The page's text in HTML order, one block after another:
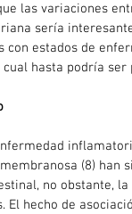
las variaciones
sería
con estados de
hasta podría
(8) han
no obstante,
El hecho de